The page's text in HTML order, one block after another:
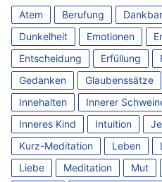
Atem Berufung
Dunkelheit
Emotionen
Entscheidung
Erfüllung
Gedanken
Glaubenssätze
Innehalten
Innerer
Inneres Kind
Intuition
Kurz-Meditation
Leben
Liebe
Meditation Mut